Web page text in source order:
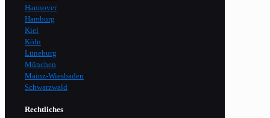
Hannover
Hamburg
Kiel
Köln
Lüneburg
München
Mainz-Wiesbaden
Schwarzwald
Rechtliches